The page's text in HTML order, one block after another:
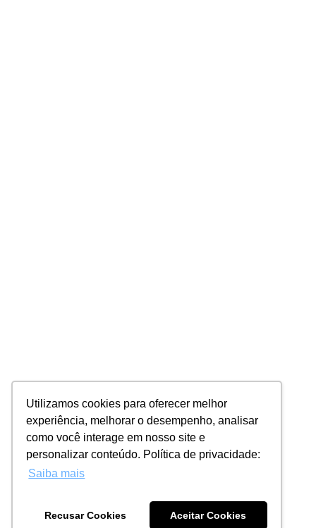
Utilizamos cookies para oferecer melhor
experiência, melhorar o desempenho, analisar
como você interage em nosso site e
personalizar conteúdo. Política de privacidade:
Saiba mais
Recusar Cookies Aceitar Cookies